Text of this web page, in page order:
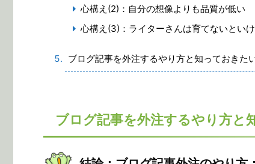
心構え(2)：自分の想像よりも品質が低い
心構え(3)：ライターさんは育てないとい
ブログ記事を外注するやり方と知っておきた
ブログ記事を外注するやり方と